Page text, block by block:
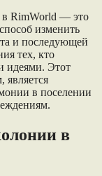
в RimWorld — это
изменить
и последующей
тех, кто
идеями. Этот
является
в поселении
в